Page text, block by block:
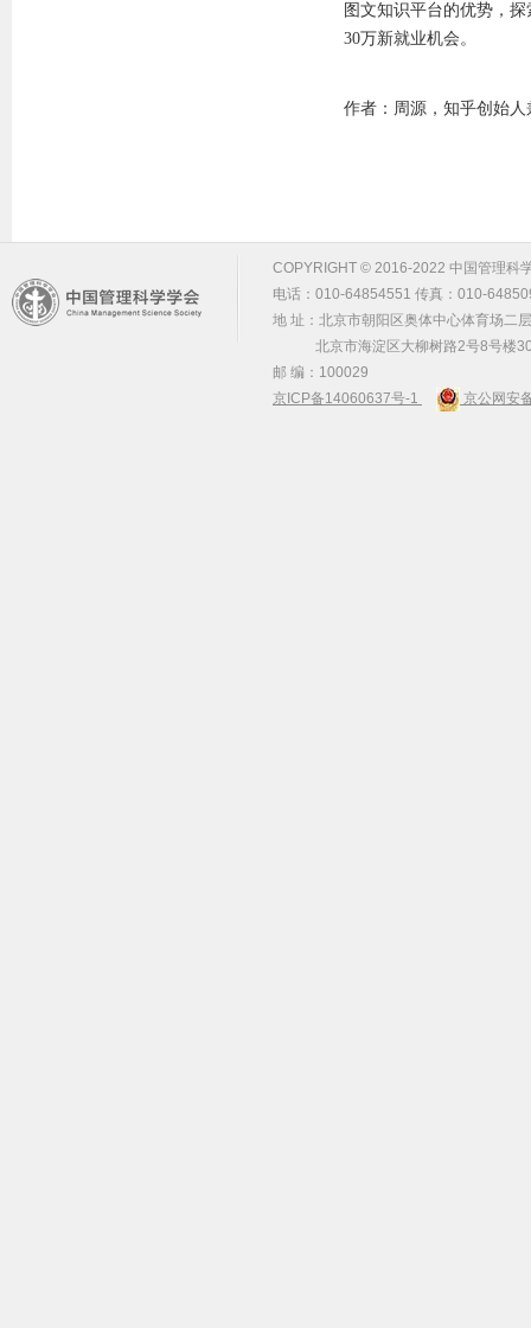
图文知识平台的优势，
30万新就业机会。
作者： 周源，知乎创始人
COPYRIGHT © 2016-2022 中国管理科
电话：010-64854551 传真：010-
地 址：北京市朝阳区奥体中心体育场二
北京市海淀区大柳树路2号8号楼
邮 编：100029
京ICP备14060637号-1
京公网安